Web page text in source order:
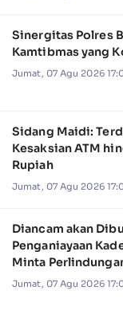
Sinergitas Polres
Kamtibmas yang
Jumat, 07 Agu 2026
Sidang Maidi:
Kesaksian ATM
Rupiah
Jumat, 07 Agu 2026
Diancam akan
Penganiayaan
Minta
Jumat, 07 Agu 2026